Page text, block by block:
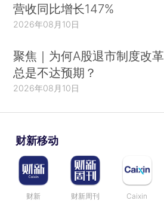
营收同比增长147%
2026年08月10日
聚焦｜为何A股退市制度改革
总是不达预期？
2026年08月10日
财新移动
财新 财新周刊 Caixin